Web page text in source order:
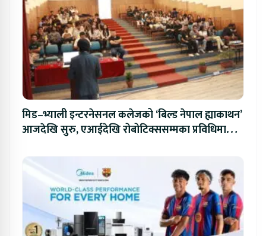
मिड–भ्याली इन्टरनेसनल कलेजको ‘बिल्ड नेपाल ह्याकाथन’
आजदेखि सुरु, एआईदेखि रोबोटिक्ससम्मका प्रविधिमा